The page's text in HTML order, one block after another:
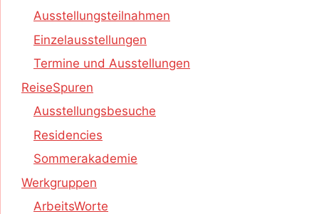
Ausstellungsteilnahmen
Einzelausstellungen
Termine und Ausstellungen
ReiseSpuren
Ausstellungsbesuche
Residencies
Sommerakademie
Werkgruppen
ArbeitsWorte